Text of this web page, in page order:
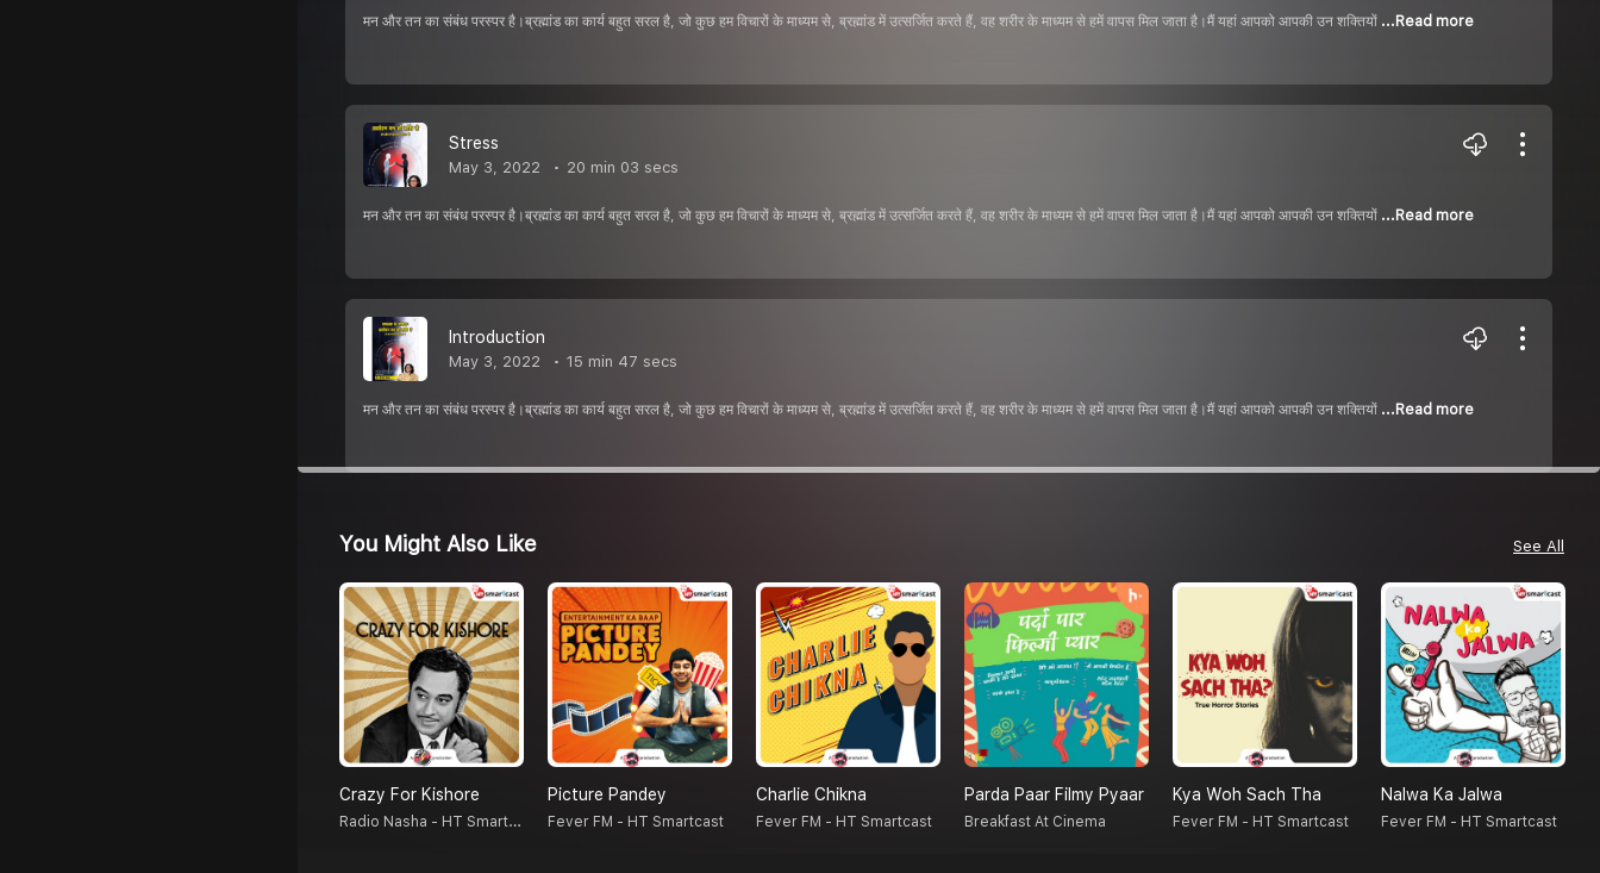
मन और तन का संबंध परस्पर है।ब्रह्मांड का कार्य बहुत सरल है, जो कुछ हम विचारों के माध्यम से, ब्रह्मांड में उत्सर्जित करते हैं, वह शरीर के माध्यम से हमें वापस मिल जाता है।मैं यहां आपको आपकी उन शक्तियों ...Read more
Stress
May 3, 2022 20 min 03 secs
मन और तन का संबंध परस्पर है।ब्रह्मांड का कार्य बहुत सरल है, जो कुछ हम विचारों के माध्यम से, ब्रह्मांड में उत्सर्जित करते हैं, वह शरीर के माध्यम से हमें वापस मिल जाता है।मैं यहां आपको आपकी उन शक्तियों ...Read more
Introduction
May 3, 2022 15 min 47 secs
मन और तन का संबंध परस्पर है।ब्रह्मांड का कार्य बहुत सरल है, जो कुछ हम विचारों के माध्यम से, ब्रह्मांड में उत्सर्जित करते हैं, वह शरीर के माध्यम से हमें वापस मिल जाता है।मैं यहां आपको आपकी उन शक्तियों ...Read more
You Might Also Like See All
Crazy For Kishore
Radio Nasha - HT Smartcast
Picture Pandey
Fever FM - HT Smartcast
Charlie Chikna
Fever FM - HT Smartcast
Parda Paar Filmy Pyaar
Breakfast At Cinema
Kya Woh Sach Tha
Fever FM - HT Smartcast
Nalwa Ka Jalwa
Fever FM - HT Smartcast